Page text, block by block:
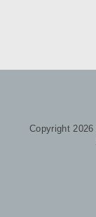
Copyright 2026